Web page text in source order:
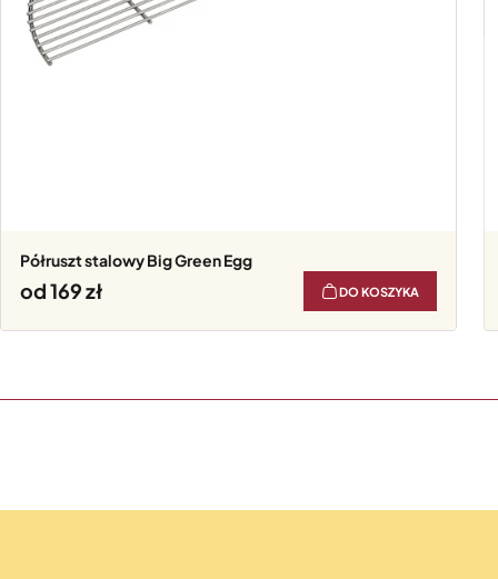
Półruszt stalowy Big Green Egg
od 169 DO KOSZYKA